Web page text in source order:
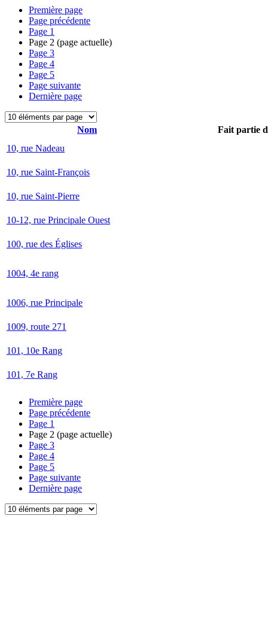
Première page
Page précédente
Page 1
Page 2 (page actuelle)
Page 3
Page 4
Page 5
Page suivante
Dernière page
Nom
Fait partie
10, rue Nadeau
10, rue Saint-François
10, rue Saint-Pierre
10-12, rue Principale Ouest
100, rue des Églises
1004, 4e rang
1006, rue Principale
1009, route 271
101, 10e Rang
101, 7e Rang
Première page
Page précédente
Page 1
Page 2 (page actuelle)
Page 3
Page 4
Page 5
Page suivante
Dernière page